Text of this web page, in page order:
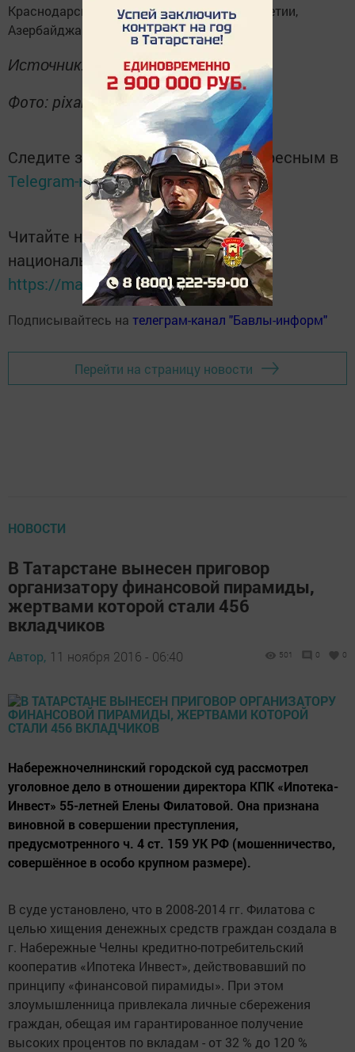
Краснодарском крае, Дагестане, Южной Осетии,
Азербайджане.
Источник: prokazan.ru
Фото: pixabay.com
Следите за самым важным и интересным в
Telegram-каналеТатмедиа
Читайте новости Татарстана в
национальном мессенджере MАХ:
https://max.ru/tatmedia
Подписывайтесь на телеграм-канал "Бавлы-информ"
Перейти на страницу новости
НОВОСТИ
В Татарстане вынесен приговор
организатору финансовой пирамиды,
жертвами которой стали 456
вкладчиков
Автор, 11 ноября 2016 - 06:40 501 0 0
Набережночелнинский городской суд рассмотрел
уголовное дело в отношении директора КПК «Ипотека-
Инвест» 55-летней Елены Филатовой. Она признана
виновной в совершении преступления,
предусмотренного ч. 4 ст. 159 УК РФ (мошенничество,
совершённое в особо крупном размере).
В суде установлено, что в 2008-2014 гг. Филатова с
целью хищения денежных средств граждан создала в
г. Набережные Челны кредитно-потребительский
кооператив «Ипотека Инвест», действовавший по
принципу «финансовой пирамиды». При этом
злоумышленница привлекала личные сбережения
граждан, обещая им гарантированное получение
высоких процентов по вкладам - от 32 % до 120 %